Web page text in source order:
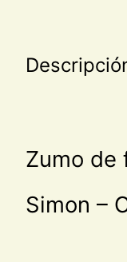
Zumo de
Simon –